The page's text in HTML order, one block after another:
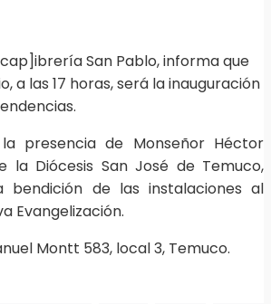
San Pablo, informa que
a las 17 horas, será la inauguración
presencia de Monseñor Héctor
la Diócesis San José de Temuco,
bendición de las instalaciones al
Evangelización.
Montt 583, local 3, Temuco.